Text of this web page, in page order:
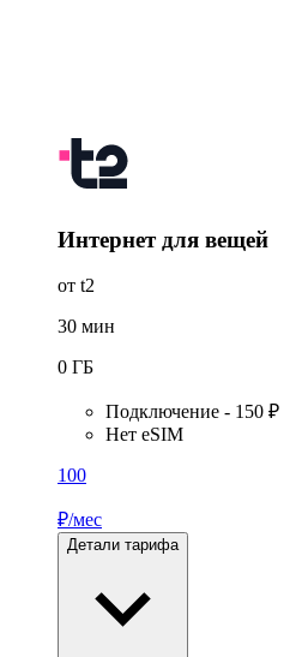
Интернет для вещей
от t2
30 мин
0 ГБ
Подключение - 150 ₽
Нет eSIM
100
₽/мес
Детали тарифа